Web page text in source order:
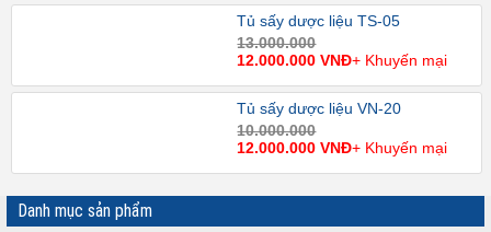
Tủ sấy dược liệu TS-05
13.000.000
12.000.000 VNĐ+ Khuyến mại
Tủ sấy dược liệu VN-20
10.000.000
12.000.000 VNĐ+ Khuyến mại
Danh mục sản phẩm